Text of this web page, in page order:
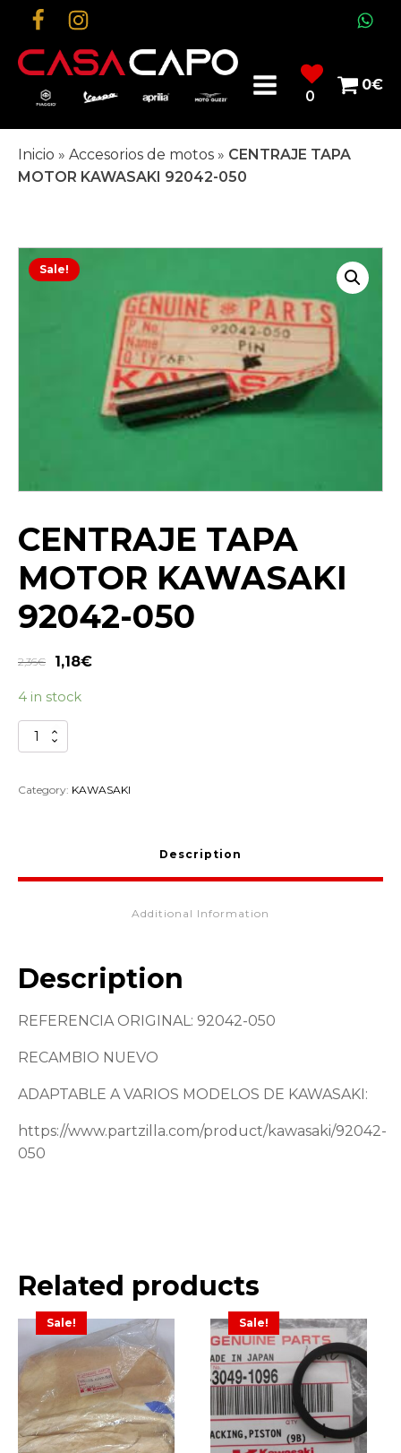
0
0€
Inicio » Accesorios de motos » CENTRAJE TAPA
MOTOR KAWASAKI 92042-050
Sale!
CENTRAJE TAPA
MOTOR KAWASAKI
92042-050
2,36€ 1,18€
4 in stock
CENTRAJE
TAPA
KAWASAKI
Category: KAWASAKI
Description
Additional Information
Description
REFERENCIA ORIGINAL: 92042-050
RECAMBIO NUEVO
ADAPTABLE A VARIOS MODELOS DE KAWASAKI:
https://www.partzilla.com/product/kawasaki/92042-
050
Related products
Sale! Sale!